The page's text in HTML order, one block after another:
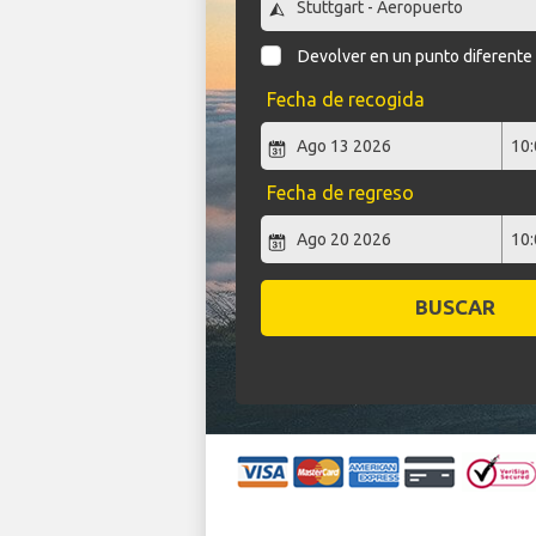
Devolver en un punto diferente
Fecha de recogida
Fecha de regreso
BUSCAR